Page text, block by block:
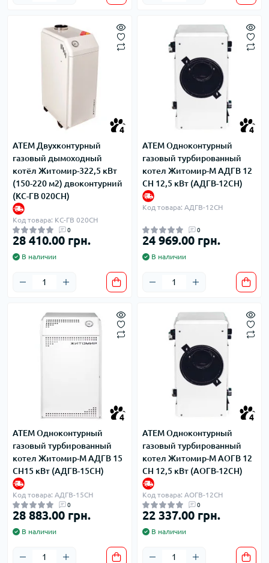
4
ATEM Двухконтурный
газовый дымоходный
котёл Житомир-322,5 кВт
(150-220 м2) двоконтурний
(КС-ГВ 020СН)
Код товара: КС-ГВ 020СН
0
28 410.00 грн.
В наличии
4
ATEM Одноконтурный
газовый турбированный
котел Житомир-М АДГВ 12
СН 12,5 кВт (АДГВ-12СН)
Код товара: АДГВ-12СН
0
24 969.00 грн.
В наличии
4
ATEM Одноконтурный
газовый турбированный
котел Житомир-М АДГВ 15
СН15 кВт (АДГВ-15СН)
Код товара: АДГВ-15СН
0
28 883.00 грн.
В наличии
4
ATEM Одноконтурный
газовый турбированный
котел Житомир-М АОГВ 12
СН 12,5 кВт (АОГВ-12СН)
Код товара: АОГВ-12СН
0
22 337.00 грн.
В наличии